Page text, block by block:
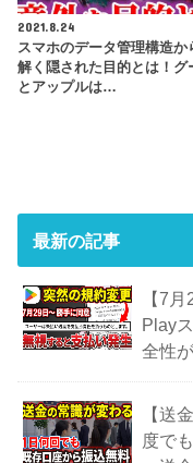
2021.8.24
スマホのデータ管理構造か
解く隠された目的とは！グ
とアップルは…
最新の記事
【7
Play
全性
【送
度で